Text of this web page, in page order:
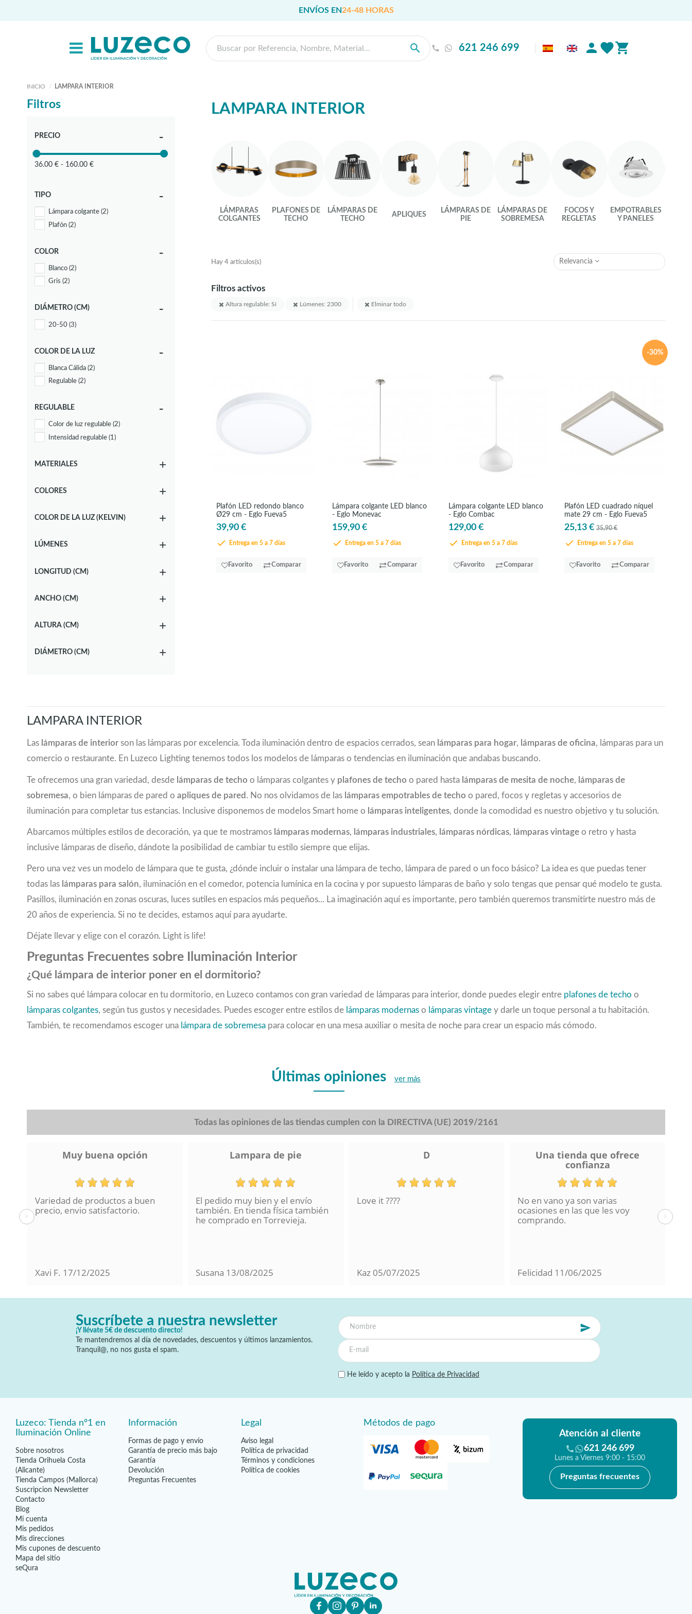
ENVÍOS EN24-48 HORAS
621 246 699
INICIO LAMPARA INTERIOR
LAMPARA INTERIOR
LÁMPARAS
COLGANTES
PLAFONES DE
TECHO
LÁMPARAS DE
TECHO
APLIQUES
LÁMPARAS DE
PIE
LÁMPARAS DE
SOBREMESA
FOCOS Y
REGLETAS
EMPOTRABLES
Y PANELES
Hay 4 artículos(s) Relevancia
Filtros activos
Altura regulable: Sí Lúmenes: 2300 Elminar todo
Plafón LED redondo blanco
Ø29 cm - Eglo Fueva5
39,90 €
Entrega en 5 a 7 días
Favorito Comparar
Lámpara colgante LED blanco
- Eglo Monevac
159,90 €
Entrega en 5 a 7 días
Favorito Comparar
Lámpara colgante LED blanco
- Eglo Combac
129,00 €
Entrega en 5 a 7 días
Favorito Comparar
-30%
Plafón LED cuadrado níquel
mate 29 cm - Eglo Fueva5
25,13 € 35,90 €
Entrega en 5 a 7 días
Favorito Comparar
Filtros
PRECIO
36.00 € - 160.00 €
TIPO
Lámpara colgante (2)
Plafón (2)
COLOR
Blanco (2)
Gris (2)
DIÁMETRO (CM)
20-50 (3)
COLOR DE LA LUZ
Blanca Cálida (2)
Regulable (2)
REGULABLE
Color de luz regulable (2)
Intensidad regulable (1)
MATERIALES
COLORES
COLOR DE LA LUZ (KELVIN)
LÚMENES
LONGITUD (CM)
ANCHO (CM)
ALTURA (CM)
DIÁMETRO (CM)
LAMPARA INTERIOR
Las lámparas de interior son las lámparas por excelencia. Toda iluminación dentro de espacios cerrados, sean lámparas para hogar, lámparas de oficina, lámparas para un
comercio o restaurante. En Luzeco Lighting tenemos todos los modelos de lámparas o tendencias en iluminación que andabas buscando.
Te ofrecemos una gran variedad, desde lámparas de techo o lámparas colgantes y plafones de techo o pared hasta lámparas de mesita de noche, lámparas de
sobremesa, o bien lámparas de pared o apliques de pared . No nos olvidamos de las lámparas empotrables de techo o pared, focos y regletas y accesorios de
iluminación para completar tus estancias. Inclusive disponemos de modelos Smart home o lámparas inteligentes, donde la comodidad es nuestro objetivo y tu solución.
Abarcamos múltiples estilos de decoración, ya que te mostramos lámparas modernas, lámparas industriales, lámparas nórdicas, lámparas vintage o retro y hasta
inclusive lámparas de diseño, dándote la posibilidad de cambiar tu estilo siempre que elijas.
Pero una vez ves un modelo de lámpara que te gusta, ¿dónde incluir o instalar una lámpara de techo, lámpara de pared o un foco básico? La idea es que puedas tener
todas las lámparas para salón, iluminación en el comedor, potencia lumínica en la cocina y por supuesto lámparas de baño y solo tengas que pensar qué modelo te gusta.
Pasillos, iluminación en zonas oscuras, luces sutiles en espacios más pequeños... La imaginación aquí es importante, pero también queremos transmitirte nuestro más de
20 años de experiencia. Si no te decides, estamos aquí para ayudarte.
Déjate llevar y elige con el corazón. Light is life!
Preguntas Frecuentes sobre Iluminación Interior
¿Qué lámpara de interior poner en el dormitorio?
Si no sabes qué lámpara colocar en tu dormitorio, en Luzeco contamos con gran variedad de lámparas para interior, donde puedes elegir entre plafones de techo o
lámparas colgantes, según tus gustos y necesidades. Puedes escoger entre estilos de lámparas modernas o lámparas vintage y darle un toque personal a tu habitación.
También, te recomendamos escoger una lámpara de sobremesa para colocar en una mesa auxiliar o mesita de noche para crear un espacio más cómodo.
Últimas opiniones ver más
Todas las opiniones de las tiendas cumplen con la DIRECTIVA (UE) 2019/2161
Muy buena opción
Variedad de productos a buen
precio, envio satisfactorio.
Xavi F. 17/12/2025
Lampara de pie
El pedido muy bien y el envío
también. En tienda física también
he comprado en Torrevieja.
Susana 13/08/2025
D
Love it ????
Kaz 05/07/2025
Una tienda que ofrece
confianza
No en vano ya son varias
ocasiones en las que les voy
comprando.
Felicidad 11/06/2025
‹ ›
Suscríbete a nuestra newsletter
¡Y llévate 5€ de descuento directo!
Te mantendremos al día de novedades, descuentos y últimos lanzamientos.
Tranquil@, no nos gusta el spam.
He leído y acepto la Política de Privacidad
Luzeco: Tienda nº1 en
Iluminación Online
Sobre nosotros
Tienda Orihuela Costa
(Alicante)
Tienda Campos (Mallorca)
Suscripcion Newsletter
Contacto
Blog
Mi cuenta
Mis pedidos
Mis direcciones
Mis cupones de descuento
Mapa del sitio
seQura
Información
Formas de pago y envío
Garantía de precio más bajo
Garantía
Devolución
Preguntas Frecuentes
Legal
Aviso legal
Política de privacidad
Términos y condiciones
Política de cookies
Métodos de pago
Atención al cliente
621 246 699
Lunes a Viernes 9:00 - 15:00
Preguntas frecuentes